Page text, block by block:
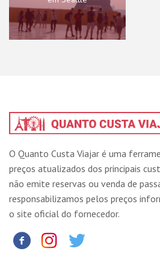
O Quanto Custa Viajar é uma
preços atualizados dos principais
não emite reservas ou venda de
responsabilizamos pelos preços
o site oficial do fornecedor.